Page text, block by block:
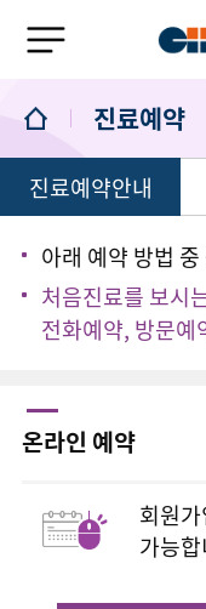
진료예약
의료진/진료일정
진료예약
1:1 상담실
진료예약안내
아래 예약 방법
처음진료를 보시
전화예약, 방문예
온라인 예약
회원
가능